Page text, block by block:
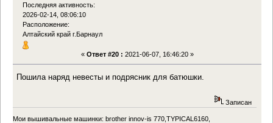
Последняя активность:
2026-02-14, 08:06:10
Расположение:
Алтайский край г.Барнаул
« Ответ #20 : 2021-06-07, 16:46:20 »
Пошила наряд невесты и подрясник для батюшки.
Записан
Мои вышивальные машинки: brother innov-is 770,TYPICAL6160,